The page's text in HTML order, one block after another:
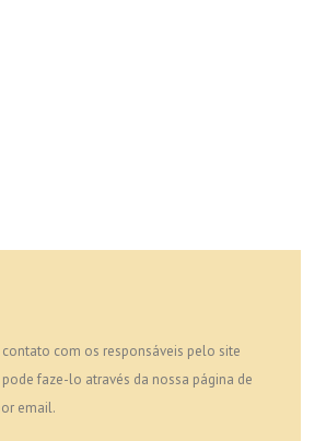
com os responsáveis pelo site
faze-lo através da nossa página de
email.